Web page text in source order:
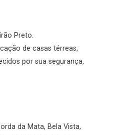
Preto.
de casas térreas,
por sua segurança,
da Mata, Bela Vista,